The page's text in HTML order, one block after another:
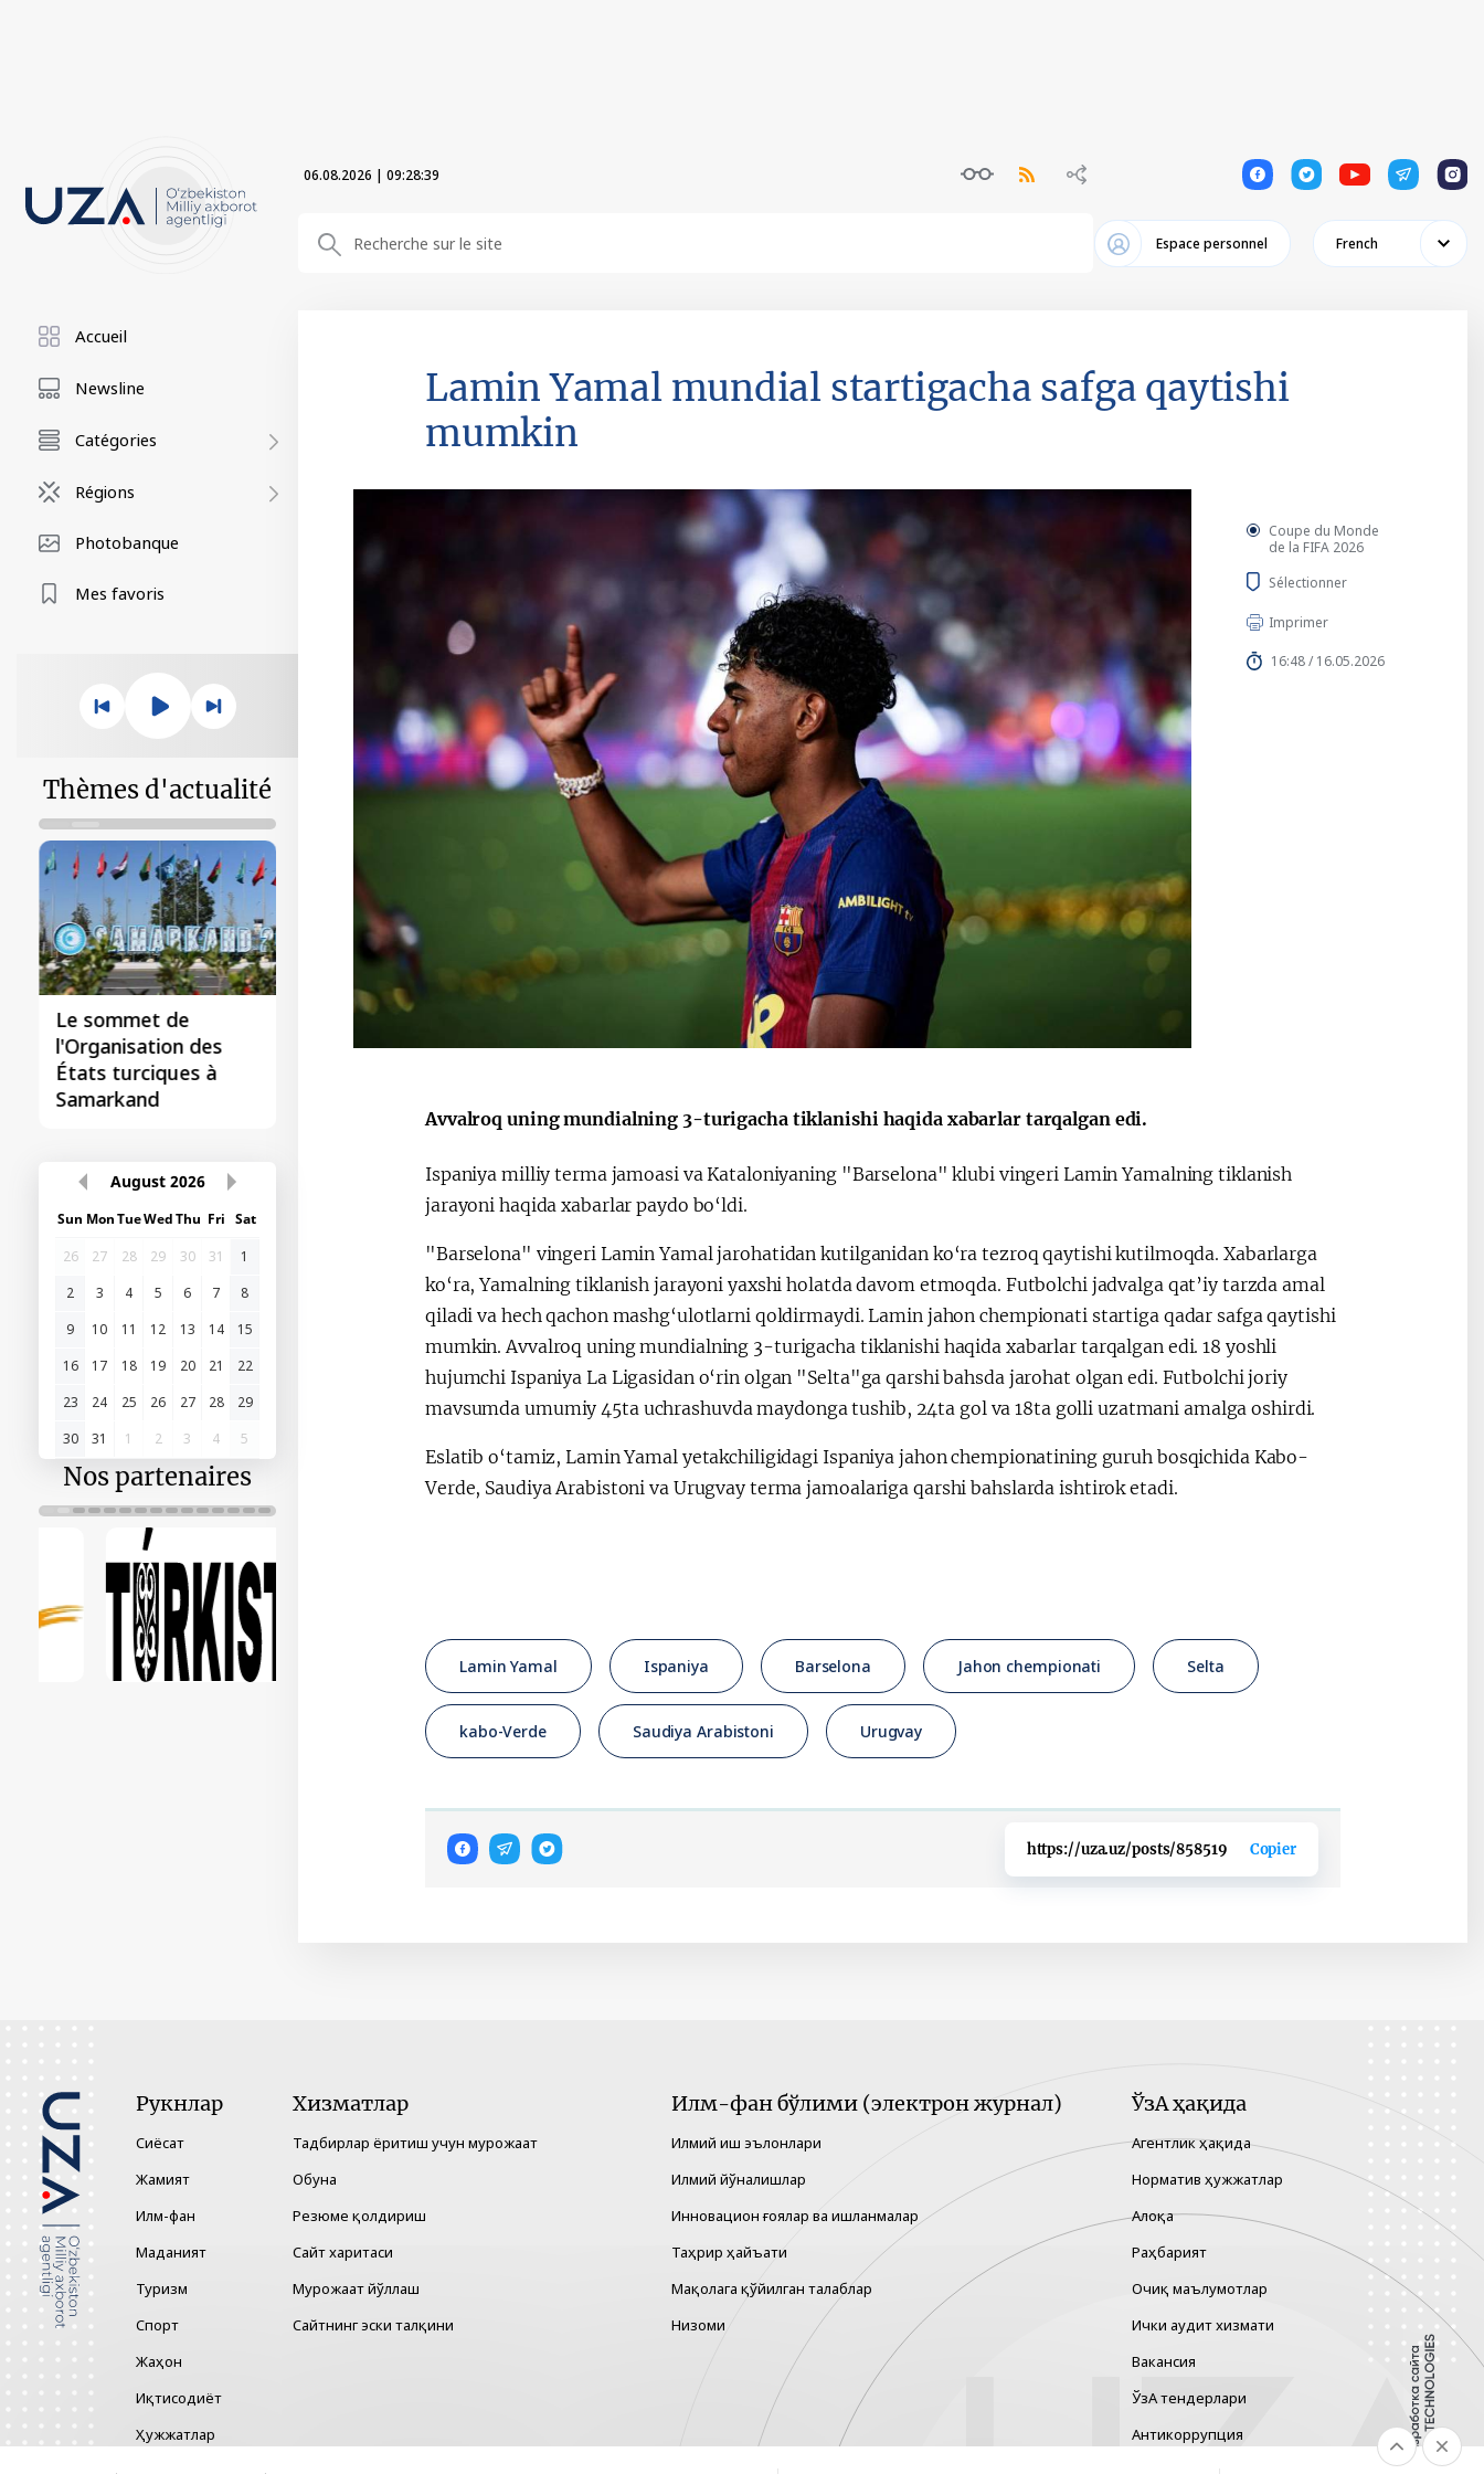
06.08.2026 | 09:28:39 1 1 1 1 1
Espace personnel French
Accueil
Newsline
Catégories
Régions
Photobanque
Mes favoris
Thèmes d'actualité
Le sommet de
l'Organisation des
États turciques à
Samarkand
August 2026
Sun MonTueWedThu Fri Sat
26
27 28 29 30 31
1
2
3 4 5 6 7
8
9
10 11 12 13 14
15
16
17 18 19 20 21
22
23
24 25 26 27 28
29
30
31 1 2 3 4 5
Nos partenaires
Lamin Yamal mundial startigacha safga qaytishi
mumkin
Coupe du Monde
de la FIFA 2026
Sélectionner
Imprimer
16:48 / 16.05.2026
Avvalroq uning mundialning 3-turigacha tiklanishi haqida xabarlar tarqalgan edi.
Ispaniya milliy terma jamoasi va Kataloniyaning "Barselona" klubi vingeri Lamin Yamalning tiklanish
jarayoni haqida xabarlar paydo bo‘ldi.
"Barselona" vingeri Lamin Yamal jarohatidan kutilganidan ko‘ra tezroq qaytishi kutilmoqda. Xabarlarga
ko‘ra, Yamalning tiklanish jarayoni yaxshi holatda davom etmoqda. Futbolchi jadvalga qat’iy tarzda amal
qiladi va hech qachon mashg‘ulotlarni qoldirmaydi. Lamin jahon chempionati startiga qadar safga qaytishi
mumkin. Avvalroq uning mundialning 3-turigacha tiklanishi haqida xabarlar tarqalgan edi. 18 yoshli
hujumchi Ispaniya La Ligasidan o‘rin olgan "Selta"ga qarshi bahsda jarohat olgan edi. Futbolchi joriy
mavsumda umumiy 45ta uchrashuvda maydonga tushib, 24ta gol va 18ta golli uzatmani amalga oshirdi.
Eslatib o‘tamiz, Lamin Yamal yetakchiligidagi Ispaniya jahon chempionatining guruh bosqichida Kabo-
Verde, Saudiya Arabistoni va Urugvay terma jamoalariga qarshi bahslarda ishtirok etadi.
Lamin Yamal Ispaniya Barselona Jahon chempionati Selta
kabo-Verde Saudiya Arabistoni Urugvay
https://uza.uz/posts/858519 Copier
Рукнлар
Сиёсат
Жамият
Илм-фан
Маданият
Туризм
Спорт
Жаҳон
Иқтисодиёт
Ҳужжатлар
Хизматлар
Тадбирлар ёритиш учун мурожаат
Обуна
Резюме қолдириш
Сайт харитаси
Мурожаат йўллаш
Сайтнинг эски талқини
Илм-фан бўлими (электрон журнал)
Илмий иш эълонлари
Илмий йўналишлар
Инновацион ғоялар ва ишланмалар
Таҳрир ҳайъати
Мақолага қўйилган талаблар
Низоми
ЎзА ҳақида
Агентлик ҳақида
Норматив ҳужжатлар
Алоқа
Раҳбарият
Очиқ маълумотлар
Ички аудит хизмати
Вакансия
ЎзА тендерлари
Антикоррупция